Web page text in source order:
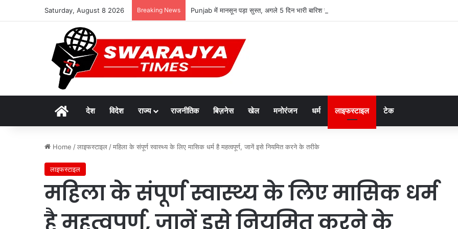
Saturday, August 8 2026 Breaking News Punjab में मानसून पड़ा सुस्त, अगले 5 दिन भारी बारिश नहीं; उमस बढ़ाएगी परेशानी
Homeदेश विदेश राज्य राजनीतिक बिज़नेस खेल मनोरंजन धर्म लाइफस्टाइल टेक
Home /लाइफस्टाइल /महिला के संपूर्ण स्वास्थ्य के लिए मासिक धर्म है महत्वपूर्ण, जानें इसे नियमित करने के तरीके
लाइफस्टाइल
महिला के संपूर्ण स्वास्थ्य के लिए मासिक धर्म
है महत्वपूर्ण, जानें इसे नियमित करने के